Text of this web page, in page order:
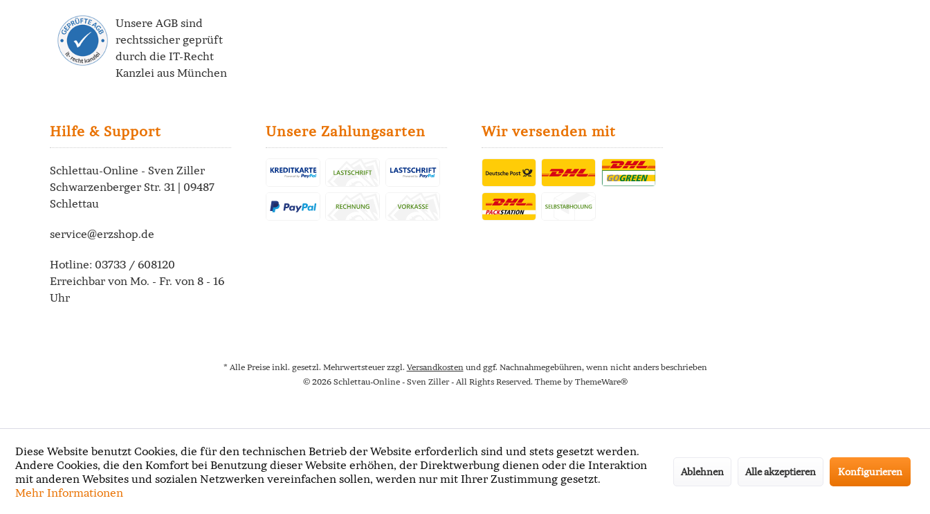
Unsere AGB sind
rechtssicher geprüft
durch die IT-Recht
Kanzlei aus München
Hilfe & Support
Schlettau-Online - Sven Ziller
Schwarzenberger Str. 31 | 09487
Schlettau
service@erzshop.de
Hotline: 03733 / 608120
Erreichbar von Mo. - Fr. von 8 - 16
Uhr
Unsere Zahlungsarten Wir versenden mit
* Alle Preise inkl. gesetzl. Mehrwertsteuer zzgl. Versandkostenund ggf. Nachnahmegebühren, wenn nicht anders beschrieben
© 2026 Schlettau-Online - Sven Ziller - All Rights Reserved. Theme by ThemeWare®
Diese Website benutzt Cookies, die für den technischen Betrieb der Website erforderlich sind und stets gesetzt werden.
Andere Cookies, die den Komfort bei Benutzung dieser Website erhöhen, der Direktwerbung dienen oder die Interaktion
mit anderen Websites und sozialen Netzwerken vereinfachen sollen, werden nur mit Ihrer Zustimmung gesetzt.
Mehr Informationen
Ablehnen Alle akzeptieren Konfigurieren